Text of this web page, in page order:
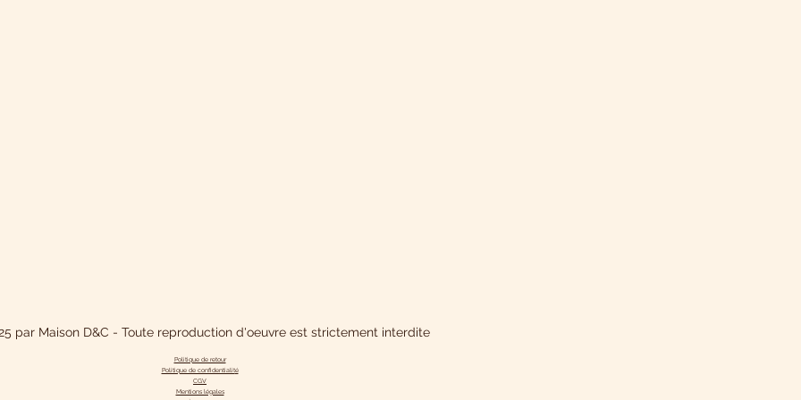
par Maison D&C - Toute reproduction d'oeuvre est strictement interdite
Politique de retour
Politique de confidentialité
CGV
Mentions légales